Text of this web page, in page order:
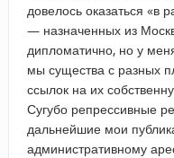
довелось оказаться «в
— назначенных из
дипломатично, но у
мы существа с разных
ссылок на их
Сугубо репрессивные
дальнейшие мои
административному